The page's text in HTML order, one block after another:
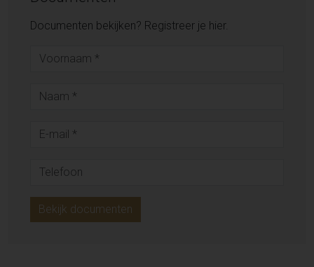
Documenten bekijken? Registreer je hier.
Bekijk documenten